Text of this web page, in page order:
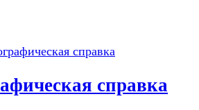
справка